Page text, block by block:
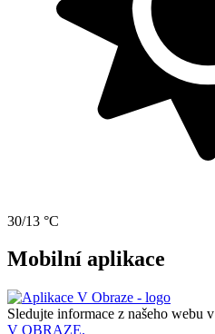
30/13 °C
Mobilní aplikace
Sledujte informace z našeho webu v
V OBRAZE.